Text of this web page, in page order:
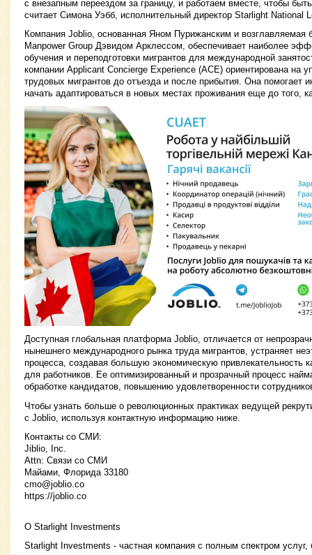
с внезапным переездом за границу, и работаем вместе, чтобы
считает Симона Уэбб, исполнительный директор Starlight National
Компания Joblio, основанная Яном Пурижанским и возглавляемая
Manpower Group Дэвидом Арклессом, обеспечивает наиболее
обучения и переподготовки мигрантов для международной
компании Applicant Concierge Experience (ACE) ориентирована на
трудовых мигрантов до отъезда и после прибытия. Она помогает
начать адаптироваться в новых местах проживания еще до того,
Доступная глобальная платформа Joblio, отличается от
нынешнего международного рынка труда мигрантов, устраняет
процесса, создавая большую экономическую привлекательность
для работников. Ее оптимизированный и прозрачный процесс
обработке кандидатов, повышению удовлетворенности
Чтобы узнать больше о революционных практиках ведущей
с Joblio, используя контактную информацию ниже.
Контакты со СМИ:
Jiblio, Inc.
Attn: Связи со СМИ
Майами, Флорида 33180
cmo@joblio.co
https://joblio.co
О Starlight Investments
Starlight Investments - частная компания с полным спектром